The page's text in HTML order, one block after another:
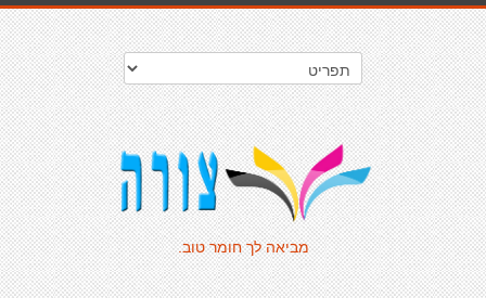
מביאה לך חומר טוב.